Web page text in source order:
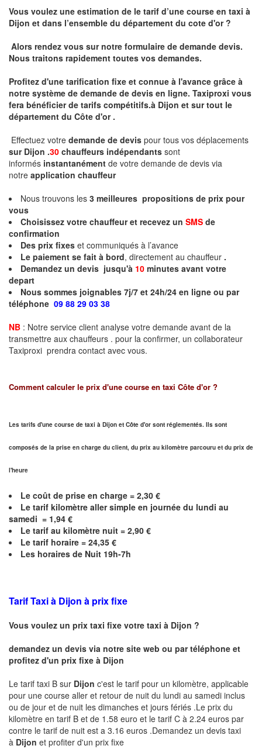
Vous voulez une estimation de le tarif d’une course en taxi à
Dijon et dans l’ensemble du département du cote d'or ?
Alors rendez vous sur notre formulaire de demande devis.
Nous traitons rapidement toutes vos demandes.
Profitez d'une tarification fixe et connue à l'avance grâce à
notre système de demande de devis en ligne. Taxiproxi vous
fera bénéficier de tarifs compétitifs.à Dijon et sur tout le
département du Côte d'or .
Effectuez votre demande de devis pour tous vos déplacements
sur Dijon .30 chauffeurs indépendants sont
informés instantanément de votre demande de devis via
notre application chauffeur
Nous trouvons les 3 meilleures propositions de prix pour
vous
Choisissez votre chauffeur et recevez un SMS de
confirmation
Des prix fixes et communiqués à l’avance
Le paiement se fait à bord, directement au chauffeur .
Demandez un devis jusqu'à 10 minutes avant votre
depart
Nous sommes joignables 7j/7 et 24h/24 en ligne ou par
téléphone 09 88 29 03 38
NB : Notre service client analyse votre demande avant de la
transmettre aux chauffeurs . pour la confirmer, un collaborateur
Taxiproxi prendra contact avec vous.
Comment calculer le prix d'une course en taxi Côte d'or ?
Les tarifs d'une course de taxi à Dijon et Côte d'or sont réglementés. Ils sont
composés de la prise en charge du client, du prix au kilomètre parcouru et du prix de
l'heure
Le coût de prise en charge = 2,30 €
Le tarif kilomètre aller simple en journée du lundi au
samedi = 1,94 €
Le tarif au kilomètre nuit = 2,90 €
Le tarif horaire = 24,35 €
Les horaires de Nuit 19h-7h
Tarif Taxi à Dijon à prix fixe
Vous voulez un prix taxi fixe votre taxi à Dijon ?
demandez un devis via notre site web ou par téléphone et
profitez d'un prix fixe à Dijon
Le tarif taxi B sur Dijon c'est le tarif pour un kilomètre, applicable
pour une course aller et retour de nuit du lundi au samedi inclus
ou de jour et de nuit les dimanches et jours fériés .Le prix du
kilomètre en tarif B et de 1.58 euro et le tarif C à 2.24 euros par
contre le tarif de nuit est a 3.16 euros .Demandez un devis taxi
à Dijon et profiter d'un prix fixe